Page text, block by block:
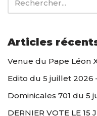
Articles
Venue du Pape Léon
Edito du 5 juillet 2026
Dominicales 701 du 5
DERNIER VOTE LE 15